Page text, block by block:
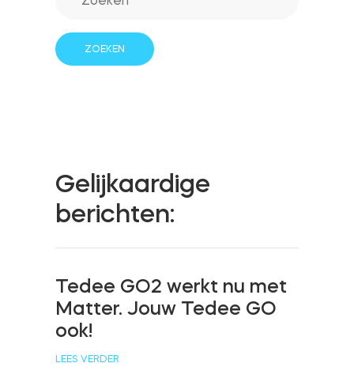
Tedee Bridge
Cilinders
Adapters
Gelijkaardige
berichten:
Tedee GO2 werkt nu met
Matter. Jouw Tedee GO
ook!
LEES VERDER